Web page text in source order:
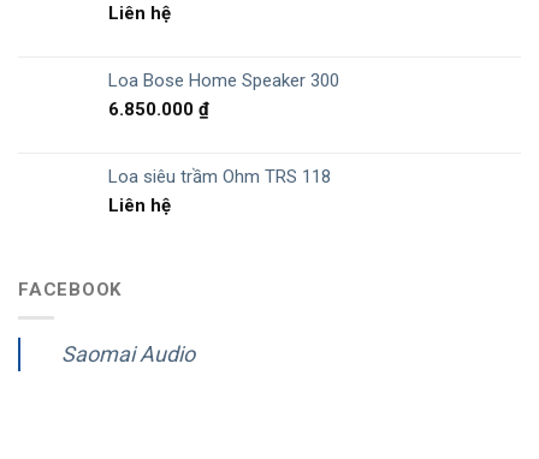
Liên hệ
Loa Bose Home Speaker 300
6.850.000 ₫
Loa siêu trầm Ohm TRS 118
Liên hệ
FACEBOOK
Saomai Audio